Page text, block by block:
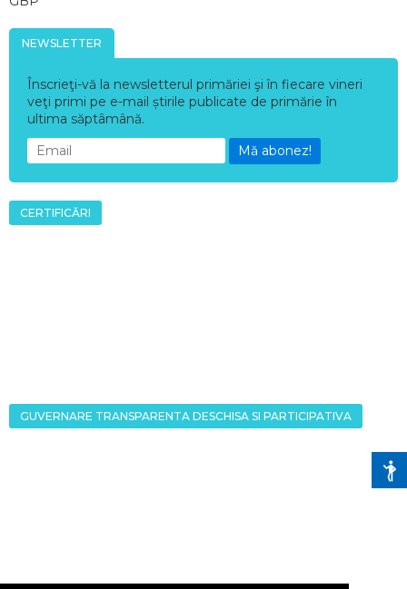
NEWSLETTER
Înscrieţi-vă la newsletterul primăriei şi în fiecare vineri
veţi primi pe e-mail știrile publicate de primărie în
ultima săptâmână.
Mă abonez!
CERTIFICĂRI
GUVERNARE TRANSPARENTA DESCHISA SI PARTICIPATIVA